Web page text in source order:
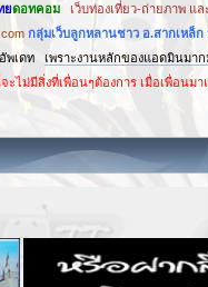
ยดอทคอม
เว็บท่องเที่ยว-ถ่ายภาพ แล
กลุ่มเว็บลูกหลานชาว อ.สากเหล็ก
พเดท
เพราะงานหลักของแอดมินมาก
ที่เพื่อนๆต้องการ เมื่อเพื่อนมาแวะเยี่ย